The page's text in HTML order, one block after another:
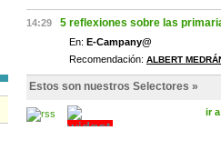
14:29 5 reflexiones sobre las
En: E-Campany@
Recomendación: ALBERT
Estos son nuestros Selectores »
ir